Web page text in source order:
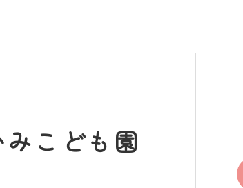
こども園